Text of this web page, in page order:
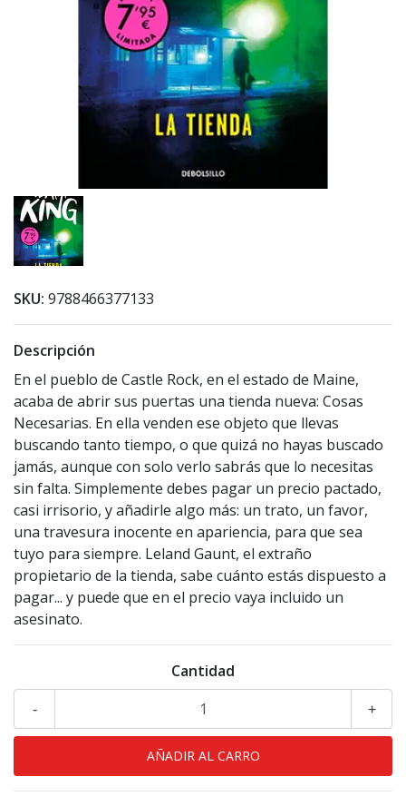
SKU: 9788466377133
Descripción
En el pueblo de Castle Rock, en el estado de Maine,
acaba de abrir sus puertas una tienda nueva: Cosas
Necesarias. En ella venden ese objeto que llevas
buscando tanto tiempo, o que quizá no hayas buscado
jamás, aunque con solo verlo sabrás que lo necesitas
sin falta. Simplemente debes pagar un precio pactado,
casi irrisorio, y añadirle algo más: un trato, un favor,
una travesura inocente en apariencia, para que sea
tuyo para siempre. Leland Gaunt, el extraño
propietario de la tienda, sabe cuánto estás dispuesto a
pagar... y puede que en el precio vaya incluido un
asesinato.
Cantidad
+
-